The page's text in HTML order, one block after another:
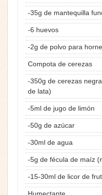
-35g de mantequilla
-6 huevos
-2g de polvo para
Compota de cerezas
-350g de cerezas
de lata)
-5ml de jugo de limón
-50g de azúcar
-30ml de agua
-5g de fécula de maíz
-15-30ml de licor de